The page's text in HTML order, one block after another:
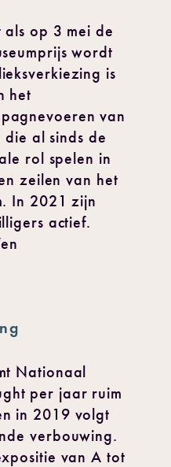
op 3 mei de
wordt
is
het
van
al sinds de
rol spelen in
zeilen van het
In 2021 zijn
actief.
Nationaal
per jaar ruim
in 2019 volgt
verbouwing.
van A tot